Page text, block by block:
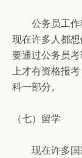
公务员工作
现在许多人都
要通过公务员
上才有资格报
科一部分。
（七）留学
现在许多国